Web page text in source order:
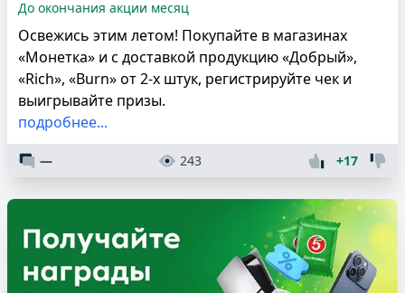
До окончания акции месяц
Освежись этим летом! Покупайте в магазинах
«Монетка» и с доставкой продукцию «Добрый»,
«Rich», «Burn» от 2-х штук, регистрируйте чек и
выигрывайте призы.
подробнее...
— 243 +17